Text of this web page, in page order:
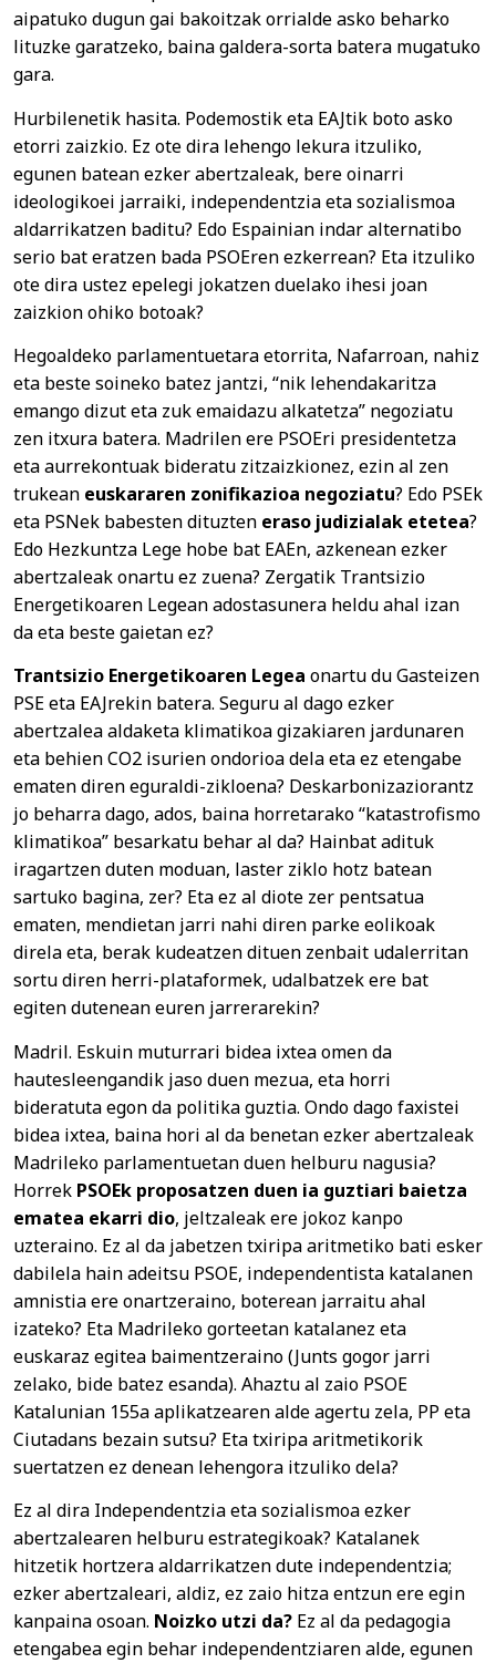
aipatuko dugun gai bakoitzak orrialde asko beharko
lituzke garatzeko, baina galdera-sorta batera mugatuko
gara.
Hurbilenetik hasita. Podemostik eta EAJtik boto asko
etorri zaizkio. Ez ote dira lehengo lekura itzuliko,
egunen batean ezker abertzaleak, bere oinarri
ideologikoei jarraiki, independentzia eta sozialismoa
aldarrikatzen baditu? Edo Espainian indar alternatibo
serio bat eratzen bada PSOEren ezkerrean? Eta itzuliko
ote dira ustez epelegi jokatzen duelako ihesi joan
zaizkion ohiko botoak?
Hegoaldeko parlamentuetara etorrita, Nafarroan, nahiz
eta beste soineko batez jantzi, “nik lehendakaritza
emango dizut eta zuk emaidazu alkatetza” negoziatu
zen itxura batera. Madrilen ere PSOEri presidentetza
eta aurrekontuak bideratu zitzaizkionez, ezin al zen
trukean euskararen zonifikazioa negoziatu? Edo PSEk
eta PSNek babesten dituzten eraso judizialak etetea?
Edo Hezkuntza Lege hobe bat EAEn, azkenean ezker
abertzaleak onartu ez zuena? Zergatik Trantsizio
Energetikoaren Legean adostasunera heldu ahal izan
da eta beste gaietan ez?
Trantsizio Energetikoaren Legea onartu du Gasteizen
PSE eta EAJrekin batera. Seguru al dago ezker
abertzalea aldaketa klimatikoa gizakiaren jardunaren
eta behien CO2 isurien ondorioa dela eta ez etengabe
ematen diren eguraldi-zikloena? Deskarbonizaziorantz
jo beharra dago, ados, baina horretarako “katastrofismo
klimatikoa” besarkatu behar al da? Hainbat adituk
iragartzen duten moduan, laster ziklo hotz batean
sartuko bagina, zer? Eta ez al diote zer pentsatua
ematen, mendietan jarri nahi diren parke eolikoak
direla eta, berak kudeatzen dituen zenbait udalerritan
sortu diren herri-plataformek, udalbatzek ere bat
egiten dutenean euren jarrerarekin?
Madril. Eskuin muturrari bidea ixtea omen da
hautesleengandik jaso duen mezua, eta horri
bideratuta egon da politika guztia. Ondo dago faxistei
bidea ixtea, baina hori al da benetan ezker abertzaleak
Madrileko parlamentuetan duen helburu nagusia?
Horrek PSOEk proposatzen duen ia guztiari baietza
ematea ekarri dio, jeltzaleak ere jokoz kanpo
uzteraino. Ez al da jabetzen txiripa aritmetiko bati esker
dabilela hain adeitsu PSOE, independentista katalanen
amnistia ere onartzeraino, boterean jarraitu ahal
izateko? Eta Madrileko gorteetan katalanez eta
euskaraz egitea baimentzeraino (Junts gogor jarri
zelako, bide batez esanda). Ahaztu al zaio PSOE
Katalunian 155a aplikatzearen alde agertu zela, PP eta
Ciutadans bezain sutsu? Eta txiripa aritmetikorik
suertatzen ez denean lehengora itzuliko dela?
Ez al dira Independentzia eta sozialismoa ezker
abertzalearen helburu estrategikoak? Katalanek
hitzetik hortzera aldarrikatzen dute independentzia;
ezker abertzaleari, aldiz, ez zaio hitza entzun ere egin
kanpaina osoan. Noizko utzi da? Ez al da pedagogia
etengabea egin behar independentziaren alde, egunen